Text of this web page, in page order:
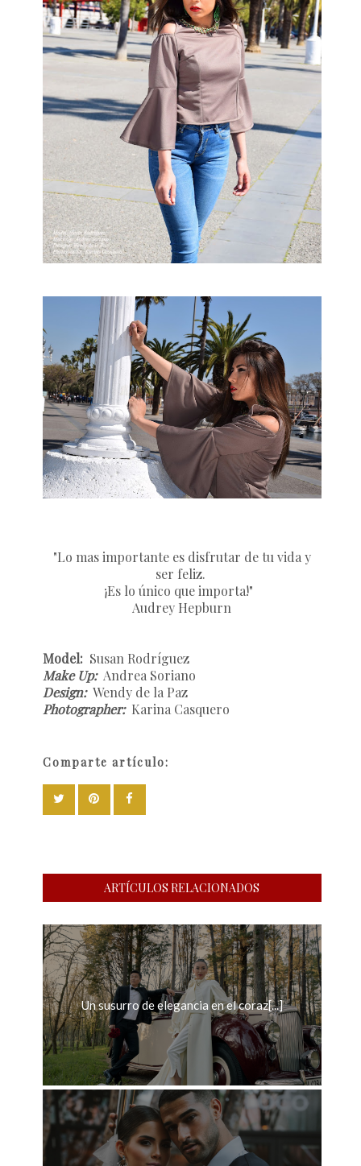
"Lo mas importante es disfrutar de tu vida y
ser feliz.
¡Es lo único que importa!"
Audrey Hepburn
Model: Susan Rodríguez
Make Up: Andrea Soriano
Design: Wendy de la Paz
Photographer: Karina Casquero
Comparte artículo:
ARTÍCULOS RELACIONADOS
Un susurro de elegancia en el coraz[...]